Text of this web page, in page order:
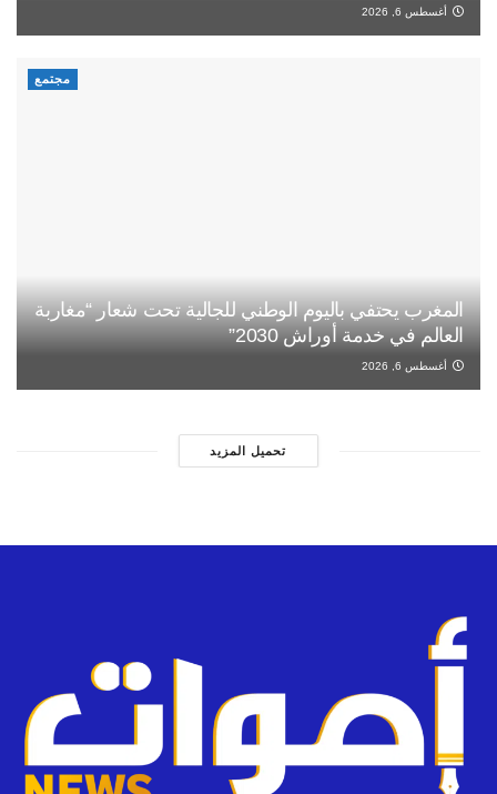
أغسطس 6, 2026
مجتمع
المغرب يحتفي باليوم الوطني للجالية تحت شعار “مغاربة
العالم في خدمة أوراش 2030”
أغسطس 6, 2026
تحميل المزيد